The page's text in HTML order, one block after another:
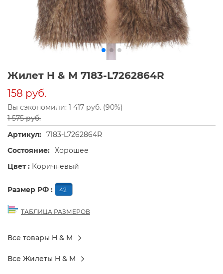
Жилет H & M 7183-L7262864R
158 руб.
Вы сэкономили: 1 417 руб. (90%)
1 575 руб.
Артикул: 7183-L7262864R
Состояние: Хорошее
Цвет : Коричневый
Размер РФ : 42
ТАБЛИЦА РАЗМЕРОВ
Все товары H & M
Все Жилеты H & M